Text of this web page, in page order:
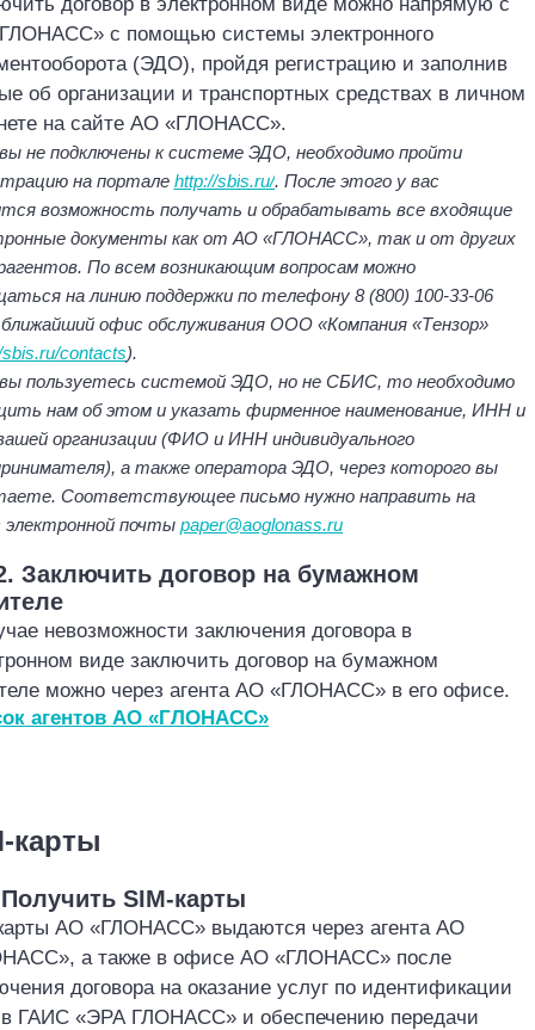
с помощью системы электронного
(ЭДО), пройдя регистрацию и заполнив
об организации и транспортных средствах в личном
на сайте АО «‎ГЛОНАСС».
не подключены к системе ЭДО, необходимо пройти
на портале http://sbis.ru/. После этого у вас
возможность получать и обрабатывать все входящие
документы как от АО «‎ГЛОНАСС», так и от других
По всем возникающим вопросам можно
на линию поддержки по телефону 8 (800) 100-33-06
ближайший офис обслуживания ООО «Компания «Тензор»
contacts).
пользуетесь системой ЭДО, но не СБИС, то необходимо
нам об этом и указать фирменное наименование, ИНН и
организации (ФИО и ИНН индивидуального
а также оператора ЭДО, через которого вы
Соответствующее письмо нужно направить на
электронной почты paper@aoglonass.ru
Заключить договор на бумажном
невозможности заключения договора в
виде заключить договор на бумажном
можно через агентаАО «‎ГЛОНАСС» в его офисе.
агентов АО «ГЛОНАСС»
карты
SIM-карты
АО «ГЛОНАСС» выдаются через агентаАО
», а также в офисе АО «ГЛОНАСС»после
договора на оказание услуг по идентификации
ГАИС «ЭРА ГЛОНАСС» и обеспечению передачи